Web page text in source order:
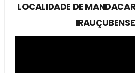
LOCALIDADE DE
IRAUÇUBENSE